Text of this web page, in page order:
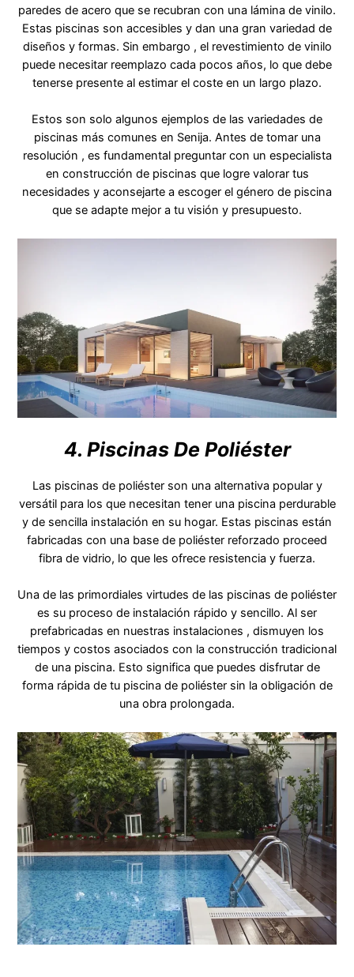
paredes de acero que se recubran con una lámina de vinilo.
Estas piscinas son accesibles y dan una gran variedad de
diseños y formas. Sin embargo , el revestimiento de vinilo
puede necesitar reemplazo cada pocos años, lo que debe
tenerse presente al estimar el coste en un largo plazo.
Estos son solo algunos ejemplos de las variedades de
piscinas más comunes en Senija. Antes de tomar una
resolución , es fundamental preguntar con un especialista
en construcción de piscinas que logre valorar tus
necesidades y aconsejarte a escoger el género de piscina
que se adapte mejor a tu visión y presupuesto.
4. Piscinas De Poliéster
Las piscinas de poliéster son una alternativa popular y
versátil para los que necesitan tener una piscina perdurable
y de sencilla instalación en su hogar. Estas piscinas están
fabricadas con una base de poliéster reforzado proceed
fibra de vidrio, lo que les ofrece resistencia y fuerza.
Una de las primordiales virtudes de las piscinas de poliéster
es su proceso de instalación rápido y sencillo. Al ser
prefabricadas en nuestras instalaciones , dismuyen los
tiempos y costos asociados con la construcción tradicional
de una piscina. Esto significa que puedes disfrutar de
forma rápida de tu piscina de poliéster sin la obligación de
una obra prolongada.